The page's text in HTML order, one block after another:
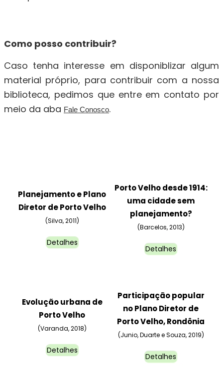
Como posso contribuir?
Caso tenha interesse em disponiblizar algum
material próprio, para contribuir com a nossa
biblioteca, pedimos que entre em contato por
meio da aba Fale Conosco.
Planejamento e Plano
Diretor de Porto Velho
(Silva, 2011)
Detalhes
Porto Velho desde 1914:
uma cidade sem
planejamento?
(Barcelos, 2013)
Detalhes
Evolução urbana de
Porto Velho
(Varanda, 2018)
Detalhes
Participação popular
no Plano Diretor de
Porto Velho, Rondônia
(Junio, Duarte e Souza, 2019)
Detalhes